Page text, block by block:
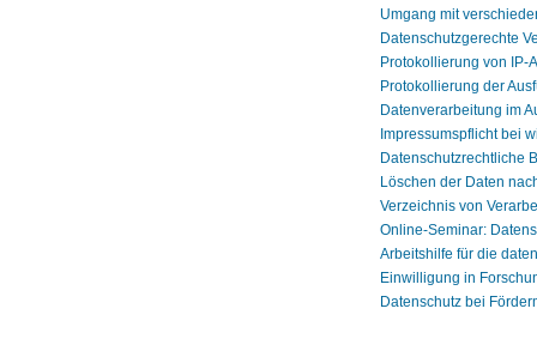
Umgang mit
Datenschutzgerechte
Protokollierung von IP-
Protokollierung der
Datenverarbeitung im
Impressumspflicht bei
Datenschutzrechtliche
Löschen der Daten
Verzeichnis von
Online-Seminar:
Arbeitshilfe für die
Einwilligung in
Datenschutz bei